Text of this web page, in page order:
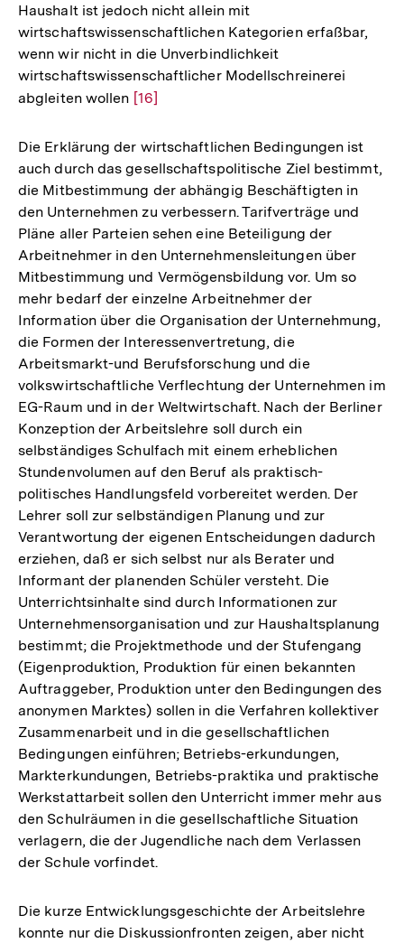
Haushalt ist jedoch nicht allein mit
wirtschaftswissenschaftlichen Kategorien erfaßbar,
wenn wir nicht in die Unverbindlichkeit
wirtschaftswissenschaftlicher Modellschreinerei
abgleiten wollen Zur
der
Fußnote
[16]
Die Erklärung der wirtschaftlichen Bedingungen ist
auch durch das gesellschaftspolitische Ziel bestimmt,
die Mitbestimmung der abhängig Beschäftigten in
den Unternehmen zu verbessern. Tarifverträge und
Pläne aller Parteien sehen eine Beteiligung der
Arbeitnehmer in den Unternehmensleitungen über
Mitbestimmung und Vermögensbildung vor. Um so
mehr bedarf der einzelne Arbeitnehmer der
Information über die Organisation der Unternehmung,
die Formen der Interessenvertretung, die
Arbeitsmarkt-und Berufsforschung und die
volkswirtschaftliche Verflechtung der Unternehmen im
EG-Raum und in der Weltwirtschaft. Nach der Berliner
Konzeption der Arbeitslehre soll durch ein
selbständiges Schulfach mit einem erheblichen
Stundenvolumen auf den Beruf als praktisch-
politisches Handlungsfeld vorbereitet werden. Der
Lehrer soll zur selbständigen Planung und zur
Verantwortung der eigenen Entscheidungen dadurch
erziehen, daß er sich selbst nur als Berater und
Informant der planenden Schüler versteht. Die
Unterrichtsinhalte sind durch Informationen zur
Unternehmensorganisation und zur Haushaltsplanung
bestimmt; die Projektmethode und der Stufengang
(Eigenproduktion, Produktion für einen bekannten
Auftraggeber, Produktion unter den Bedingungen des
anonymen Marktes) sollen in die Verfahren kollektiver
Zusammenarbeit und in die gesellschaftlichen
Bedingungen einführen; Betriebs-erkundungen,
Markterkundungen, Betriebs-praktika und praktische
Werkstattarbeit sollen den Unterricht immer mehr aus
den Schulräumen in die gesellschaftliche Situation
verlagern, die der Jugendliche nach dem Verlassen
der Schule vorfindet.
Die kurze Entwicklungsgeschichte der Arbeitslehre
konnte nur die Diskussionfronten zeigen, aber nicht